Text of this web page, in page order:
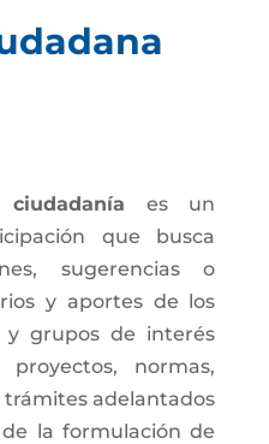
es un
que busca
sugerencias o
y aportes de los
y grupos de interés
normas,
trámites adelantados
la formulación de